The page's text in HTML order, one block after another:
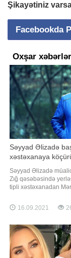
Şikayətiniz
Facebookda
Oxşar xəbərlər
Səyyad Əlizadə
xəstəxanaya
Səyyad Əlizadə
Zığ qəsəbəsində
tipli xəstəxanadan
sənətçinin qohumu
məlumat verib. Qeyd
müddət öncə
Hazırda vəziyyəti
16.09.2021